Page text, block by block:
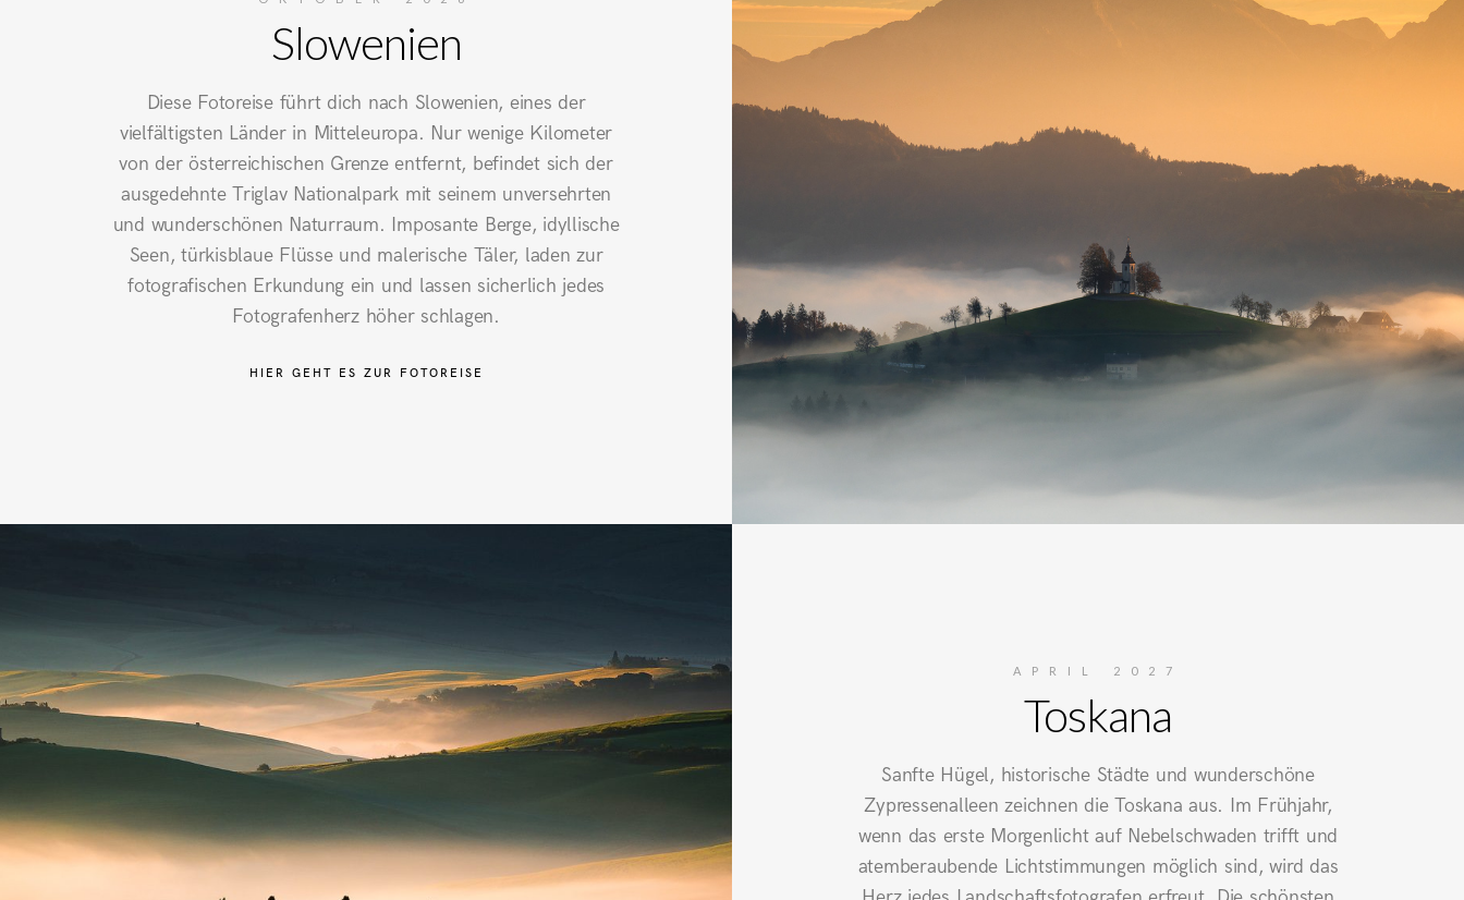
Slowenien
Diese Fotoreise führt dich nach Slowenien, eines der
vielfältigsten Länder in Mitteleuropa. Nur wenige Kilometer
von der österreichischen Grenze entfernt, befindet sich der
ausgedehnte Triglav Nationalpark mit seinem unversehrten
und wunderschönen Naturraum. Imposante Berge, idyllische
Seen, türkisblaue Flüsse und malerische Täler, laden zur
fotografischen Erkundung ein und lassen sicherlich jedes
Fotografenherz höher schlagen.
HIER GEHT ES ZUR FOTOREISE
APRIL 2027
Toskana
Sanfte Hügel, historische Städte und wunderschöne
Zypressenalleen zeichnen die Toskana aus. Im Frühjahr,
wenn das erste Morgenlicht auf Nebelschwaden trifft und
atemberaubende Lichtstimmungen möglich sind, wird das